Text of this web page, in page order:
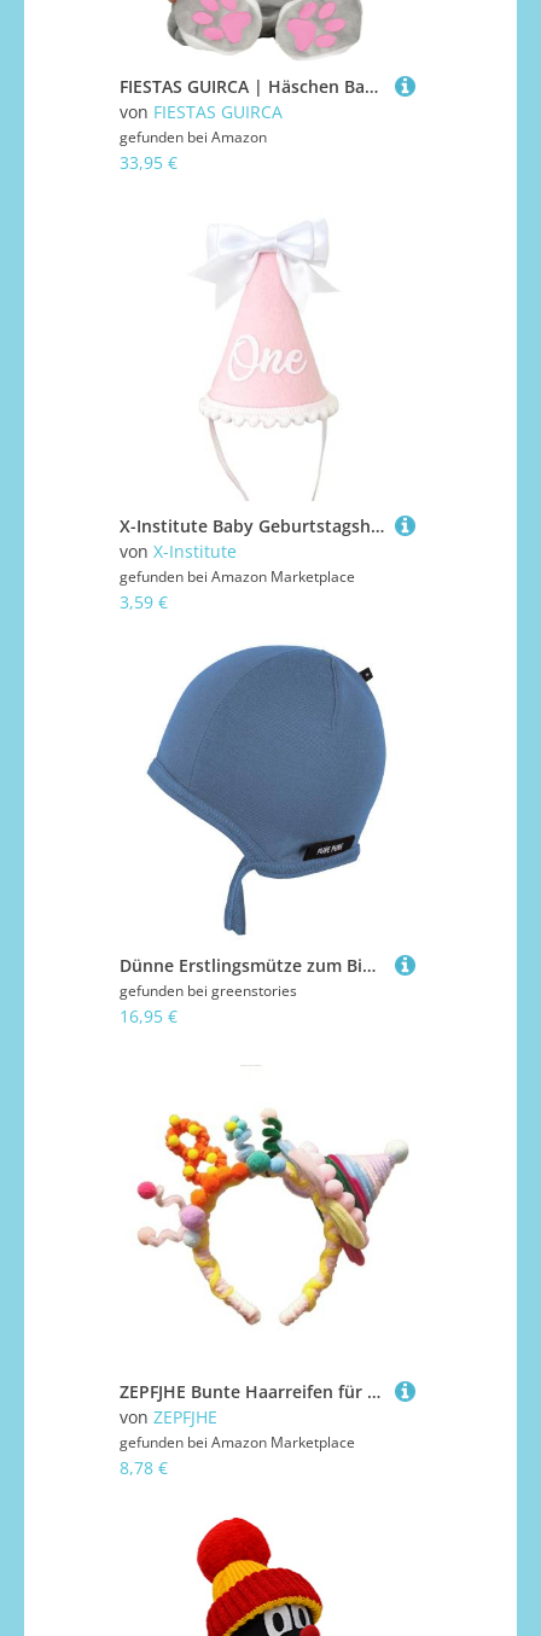
FIESTAS GUIRCA | Häschen Baby Kostüm (12-18 Monate) - Overall, Schwanz, Mütze und Füße - Tierkostüme für Babys Unisex - Ideal für Kostümpartys, Karneval und Halloween - Grau und Rosa
von FIESTAS GUIRCA
gefunden bei Amazon
33,95 €
X-Institute Baby Geburtstagshut Soft Fabric Design Mit Bowknot Für 1 Jahr Party Und Fotografie Requisiten Baby Geburtstagshut
von X-Institute
gefunden bei Amazon Marketplace
3,59 €
Dünne Erstlingsmütze zum Binden dunkelblau aus Lyocell 45
gefunden bei greenstories
16,95 €
ZEPFJHE Bunte Haarreifen für Mottoparty, Kopfbedeckung, Baby-Geburtstag, Stirnbänder für Damen, stilvolles Kopf-Zubehör, Baby-Geburtstagshut
von ZEPFJHE
gefunden bei Amazon Marketplace
8,78 €